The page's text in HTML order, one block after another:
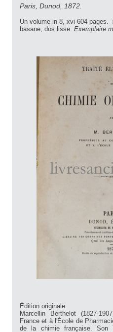
Paris, Dunod, 1872.
Un volume in-8, xvi-604 pages.
basane, dos lisse. Exemplaire
Édition originale.
Marcellin Berthelot (1827-
France et à l'École de
de la chimie française. Son